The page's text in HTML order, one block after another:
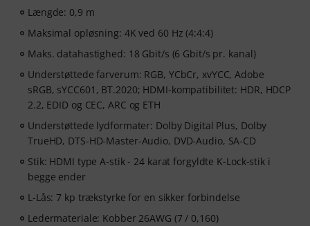
Længde: 0,9 m
Maksimal opløsning: 4K ved 60 Hz (4:4:4)
Maks. datahastighed: 18 Gbit/s (6 Gbit/s pr. kanal)
Understøttede farverum: RGB, YCbCr, xvYCC, Adobe
sRGB, sYCC601, BT.2020; HDMI-kompatibilitet: HDR, HDCP
2.2, EDID og CEC, ARC og ETH
Understøttede lydformater: Dolby Digital Plus, Dolby
TrueHD, DTS-HD-Master-Audio, DVD-Audio, SA-CD
Stik: HDMI type A-stik - 24 karat forgyldte K-Lock-stik i
begge ender
L-Lås: 7 kp trækstyrke for en sikker forbindelse
Ledermateriale: Kobber 26AWG (7 / 0,160)